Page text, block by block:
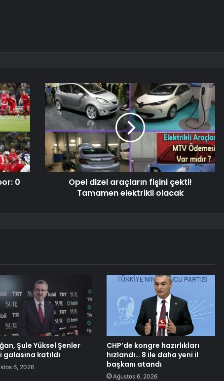
0
Opel dizel araçların fişini çekti!
Tamamen elektrikli olacak
Şule Yüksel Şenler
galasına katıldı
6, 2026
CHP’de kongre hazırlıkları
hızlandı… 8 ile daha yeni il
başkanı atandı
Ağustos 6, 2026